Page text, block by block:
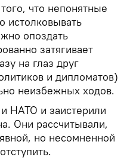
что непонятные
истолковывать
опоздать
затягивает
на глаз друг
и дипломатов)
неизбежных ходов.
НАТО и заистерили
Они рассчитывали,
но несомненной